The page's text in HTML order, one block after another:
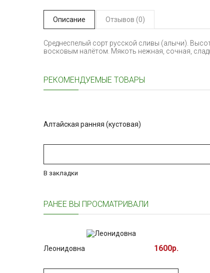
Описание Отзывов (0)
Среднеспелый сорт русской сливы (алычи).
восковым налётом. Мякоть нежная, сочная,
РЕКОМЕНДУЕМЫЕ ТОВАРЫ
Алтайская ранняя (кустовая)
В закладки
РАНЕЕ ВЫ ПРОСМАТРИВАЛИ
Леонидовна 1600р.